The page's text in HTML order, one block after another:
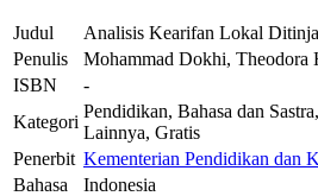
Judul
Analisis Kearifan Lokal
Penulis
Mohammad Dokhi, Theodora
ISBN
-
Kategori
Pendidikan, Bahasa dan
Lainnya, Gratis
Penerbit Kementerian Pendidikan dan
Bahasa
Indonesia